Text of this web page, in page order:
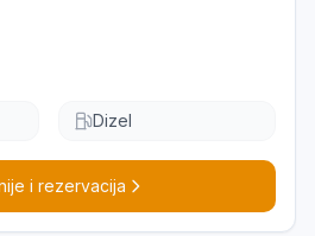
Dizel
i rezervacija